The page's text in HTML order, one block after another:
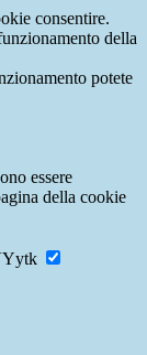
consentire.
della
potete
essere
della cookie